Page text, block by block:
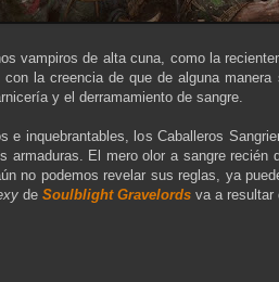
vampiros de alta cuna, como la
la creencia de que de alguna
y el derramamiento de sangre.
e inquebrantables, los Caballeros
armaduras. El mero olor a sangre recién
no podemos revelar sus reglas, ya
de Soulblight Gravelords va a resultar